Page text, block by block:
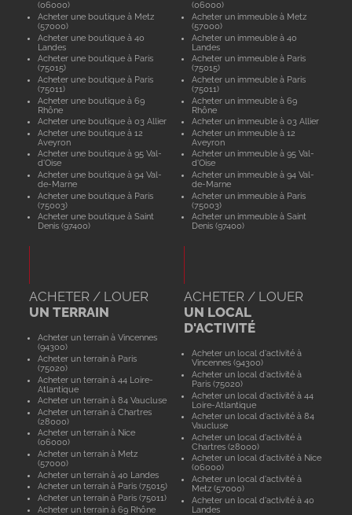
(06000)
Acheter une boutique à Metz
(57000)
Acheter une boutique à 40
Landes
Acheter une boutique à Paris
(75015)
Acheter une boutique à Paris
(75011)
Acheter une boutique à 69
Rhône
Acheter une boutique à 03 Allier
Acheter une boutique à 12
Aveyron
Acheter une boutique à 95 Val-
d'Oise
Acheter une boutique à 94 Val-
de-Marne
Acheter une boutique à Paris
(75003)
Acheter une boutique à Saint
Denis (97400)
(06000)
Acheter un immeuble à Metz
(57000)
Acheter un immeuble à 40
Landes
Acheter un immeuble à Paris
(75015)
Acheter un immeuble à Paris
(75011)
Acheter un immeuble à 69
Rhône
Acheter un immeuble à 03 Allier
Acheter un immeuble à 12
Aveyron
Acheter un immeuble à 95 Val-
d'Oise
Acheter un immeuble à 94 Val-
de-Marne
Acheter un immeuble à Paris
(75003)
Acheter un immeuble à Saint
Denis (97400)
ACHETER / LOUER
UN TERRAIN
Acheter un terrain à Vincennes
(94300)
Acheter un terrain à Paris
(75020)
Acheter un terrain à 44 Loire-
Atlantique
Acheter un terrain à 84 Vaucluse
Acheter un terrain à Chartres
(28000)
Acheter un terrain à Nice
(06000)
Acheter un terrain à Metz
(57000)
Acheter un terrain à 40 Landes
Acheter un terrain à Paris (75015)
Acheter un terrain à Paris (75011)
Acheter un terrain à 69 Rhône
ACHETER / LOUER
UN LOCAL
D'ACTIVITÉ
Acheter un local d'activité à
Vincennes (94300)
Acheter un local d'activité à
Paris (75020)
Acheter un local d'activité à 44
Loire-Atlantique
Acheter un local d'activité à 84
Vaucluse
Acheter un local d'activité à
Chartres (28000)
Acheter un local d'activité à Nice
(06000)
Acheter un local d'activité à
Metz (57000)
Acheter un local d'activité à 40
Landes